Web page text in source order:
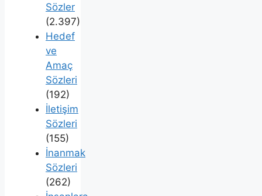
Sözler
(2.397)
Hedef
ve
Amaç
Sözleri
(192)
İletişim
Sözleri
(155)
İnanmak
Sözleri
(262)